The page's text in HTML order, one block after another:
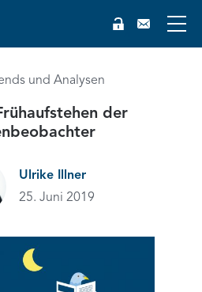
und Analysen
der
Ulrike Illner
25. Juni 2019